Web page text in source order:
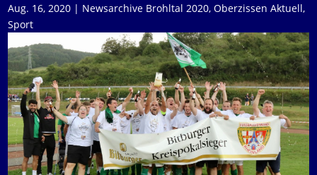
Aug. 16, 2020 | Newsarchive Brohltal 2020, Oberzissen Aktuell,
Sport